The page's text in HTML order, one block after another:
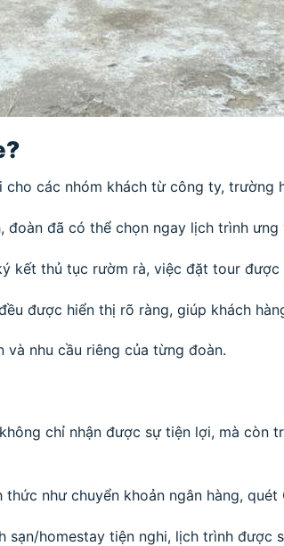
các nhóm khách từ công ty, trường
đã có thể chọn ngay lịch trình ưng
kết thủ tục rườm rà, việc đặt tour
được hiển thị rõ ràng, giúp khách
nhu cầu riêng của từng đoàn.
chỉ nhận được sự tiện lợi, mà còn
như chuyển khoản ngân hàng, quét
homestay tiện nghi, lịch trình được